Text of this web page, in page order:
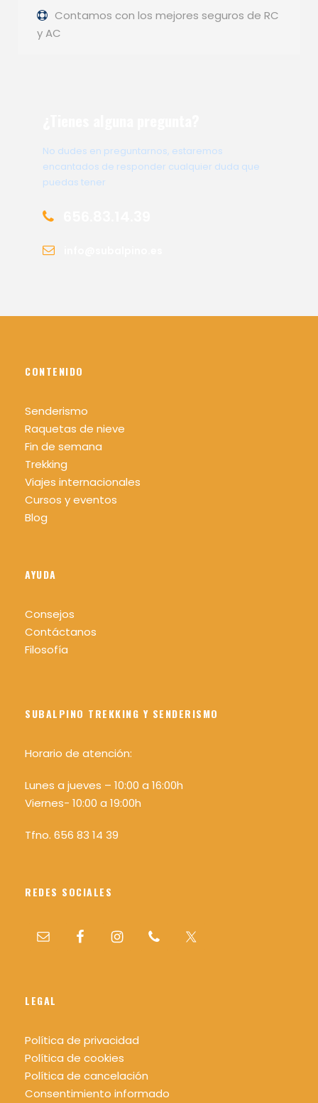
Contamos con los mejores seguros de RC
y AC
No dudes en preguntarnos, estaremos
encantados de responder cualquier duda que
puedas tener
CONTENIDO
Senderismo
Raquetas de nieve
Fin de semana
Trekking
Viajes internacionales
Cursos y eventos
Blog
AYUDA
Consejos
Contáctanos
Filosofía
SUBALPINO TREKKING Y SENDERISMO
Horario de atención:
Lunes a jueves – 10:00 a 16:00h
Viernes- 10:00 a 19:00h
Tfno. 656 83 14 39
REDES SOCIALES
LEGAL
Política de privacidad
Política de cookies
Política de cancelación
Consentimiento informado